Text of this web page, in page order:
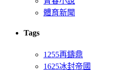
體育新聞
Tags
1255再鑄鼎
1625冰封帝國